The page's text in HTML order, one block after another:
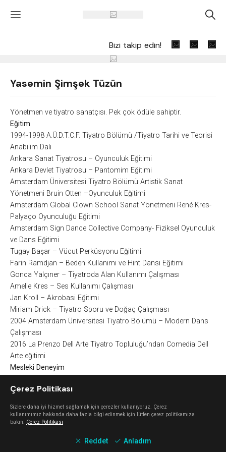
' A
Bizi takip edin!
Yasemin Şimşek Tüzün
Yönetmen ve tiyatro sanatçısı. Pek çok ödüle sahiptir.
Eğitim
1994-1998 A.Ü.D.T.C.F. Tiyatro Bölümü /Tiyatro Tarihi ve Teorisi
Anabilim Dalı
Ankara Sanat Tiyatrosu – Oyunculuk Eğitimi
Ankara Devlet Tiyatrosu – Pantomim Eğitimi
Amsterdam Üniversitesi Tiyatro Bölümü Artistik Sanat
Yönetmeni Bruin Otten –Oyunculuk Eğitimi
Amsterdam Global Clown School Sanat Yönetmeni René Kres-
Palyaço Oyunculuğu Eğitimi
Amsterdam Sign Dance Collective Company- Fiziksel Oyunculuk
ve Dans Eğitimi
Tugay Başar – Vücut Perküsyonu Eğitimi
Farin Ramdjan – Beden Kullanımı ve Hint Dansı Eğitimi
Gonca Yalçıner – Tiyatroda Alan Kullanımı Çalışması
Amelie Kres – Ses Kullanımı Çalışması
Jan Kroll – Akrobasi Eğitimi
Miriam Drick – Tiyatro Sporu ve Doğaç Çalışması
2004 Amsterdam Üniversitesi Tiyatro Bölümü – Modern Dans
Çalışması
2016 La Prenzo Dell Arte Tiyatro Topluluğu’ndan Comedia Dell
Arte eğitimi
Mesleki Deneyim
1996-1998 TRT Ankara TV Çocuk Programı- Oyunculuk
1998-1999 Tiyatro Ankara Topluluğu- Oyunculuk
1999-2004 İzmir Bornova Belediyesi Şehir Tiyatrosu- Eğitmenlik,
yönetmenlik, oyunculuk
Çerez Politikası
Sizlere daha iyi hizmet sağlamak için çerezler kullanıyoruz. Çerez
kullanımımız hakkında daha fazla bilgi edinmek için lütfen çerez politikamıza
bakın. Çerez Politikası
Reddet Anladım